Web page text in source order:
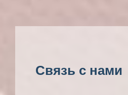
Связь с нами